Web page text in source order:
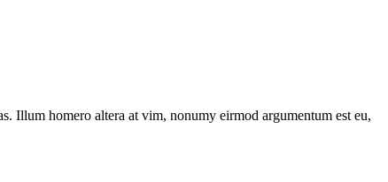
Illum homero altera at vim, nonumy eirmod argumentum est eu,